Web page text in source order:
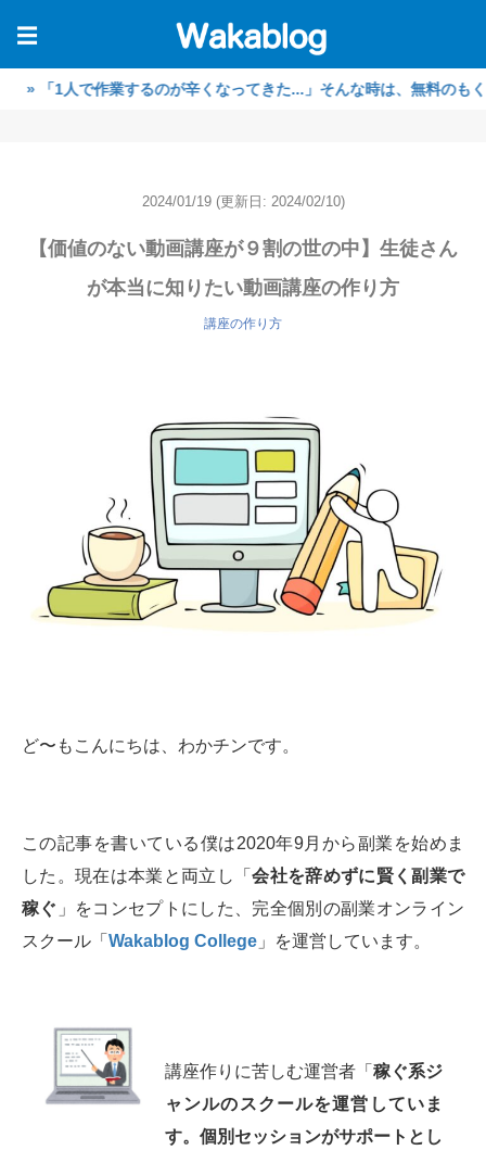
☰
で作業するのが辛くなってきた...」そんな時は、無料のもくもく作
2024/01/19 (更新日: 2024/02/10)
【価値のない動画講座が９割の世の中】生徒さん
が本当に知りたい動画講座の作り方
講座の作り方
ど〜もこんにちは、わかチンです。
この記事を書いている僕は2020年9月から副業を始めま
した。現在は本業と両立し「会社を辞めずに賢く副業で
稼ぐ 」をコンセプトにした、完全個別の副業オンライン
スクール「 Wakablog College 」を運営しています。
講座作りに苦しむ運営者「 稼ぐ系ジ
ャンルのスクールを運営していま
す。個別セッションがサポートとし